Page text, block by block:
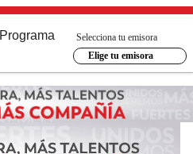
Programa
Selecciona tu emisora
Elige tu emisora